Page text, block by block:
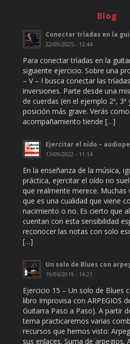
Blog
Conectar tríadas en la
22/09/2025 - 12:44
Para conectar tríadas en la
siguiente ejercicio: Sobre una
– V – I busca conectar las
inversiones. Parte desde una
de cuerdas (en el ejemplo 2ª, 3ª
posición más grave. Verás
acompañamiento tiende […]
Ejercitar el oído –
13/09/2022 - 11:14
En la enseñanza de la música,
práctica, ejercitar el oído no
que realmente merece. Muchas
que es una cualidad que viene
nacimiento o no. Es cierto que
cuentan con esta sensibilidad
reconocer las notas con solo
[…]
Un solo de Blues con
19/06/2019 - 16:21
Ejercicio 15 – Un solo de Blues
libro Improvisa con ARPEGIOS
Guitarra Paso a Paso). A partir
tema practicaremos varias
recursos que hemos visto:
sus enlaces. Suma de arpegios.